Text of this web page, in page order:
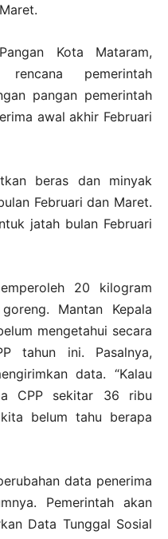
Kota Mataram,
rencana pemerintah
pangan pemerintah
awal akhir Februari
beras dan minyak
Februari dan Maret.
jatah bulan Februari
20 kilogram
Mantan Kepala
mengetahui secara
tahun ini. Pasalnya,
data. “Kalau
CPP sekitar 36 ribu
belum tahu berapa
data penerima
Pemerintah akan
Data Tunggal Sosial